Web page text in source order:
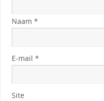
Naam *
E-mail *
Site